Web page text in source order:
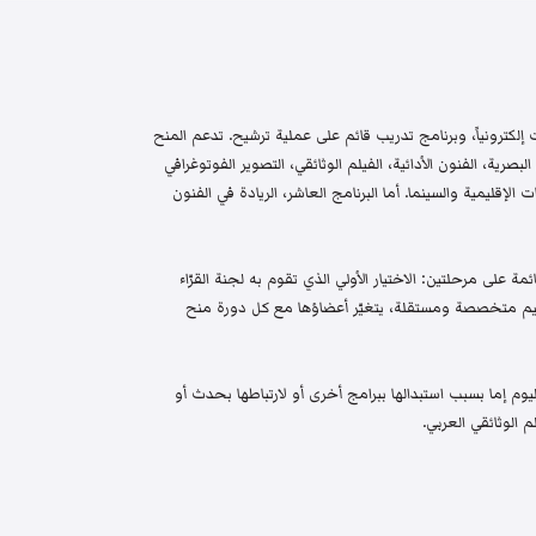
وبرنامج تدريب قائم على عملية ترشيح. تدعم المنح
الفنون الأدائية، الفيلم الوثائقي، التصوير الفوتوغرافي
والسينما. أما البرنامج العاشر، الريادة في الفنون
قائمة على مرحلتين: الاختيار الأولي الذي تقوم به لجنة القرّاء
متخصصة ومستقلة، يتغيّر أعضاؤها مع كل دورة منح
إما بسبب استبدالها ببرامج أخرى أو لارتباطها بحدث أو
الوثائقي العربي.